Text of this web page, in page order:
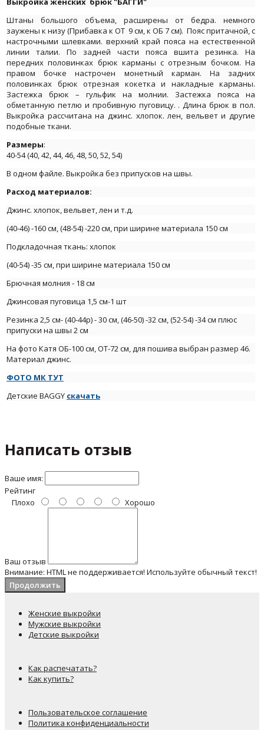
Штаны большого объема, расширены от бедра. немного
заужены к низу (Прибавка к ОТ 9 см, к ОБ 7 см). Пояс притачной, с
настрочными шлевками. верхний край пояса на естественной
линии талии. По задней части пояса вшита резинка. На
передних половинках брюк карманы с отрезным бочком. На
правом бочке настрочен монетный карман. На задних
половинках брюк отрезная кокетка и накладные карманы.
Застежка брюк – гульфик на молнии. Застежка пояса на
обметанную петлю и пробивную пуговицу. . Длина брюк в пол.
Выкройка рассчитана на джинс. хлопок. лен, вельвет и другие
подобные ткани.
Размеры:
40-54 (40, 42, 44, 46, 48, 50, 52, 54)
В одном файле. Выкройка без припусков на швы.
Расход материалов:
Джинс. хлопок, вельвет, лен и т.д.
(40-46) -160 см, (48-54) -220 см, при ширине материала 150 см
Подкладочная ткань: хлопок
(40-54) -35 см, при ширине материала 150 см
Брючная молния - 18 см
Джинсовая пуговица 1,5 см-1 шт
Резинка 2,5 см- (40-44р) - 30 см, (46-50) -32 см,(52-54) -34 см плюс
припуски на швы 2 см
На фото Катя ОБ-100 см, ОТ-72 см, для пошива выбран размер 46.
Материал джинс.
ФОТО МК ТУТ
Детские BAGGY скачать
Написать отзыв
Ваше имя:
Рейтинг
Плохо
Хорошо
Ваш отзыв
Внимание: HTML не поддерживается! Используйте обычный текст!
Продолжить
Женские выкройки
Мужские выкройки
Детские выкройки
Как распечатать?
Как купить?
Пользовательское соглашение
Политика конфиденциальности